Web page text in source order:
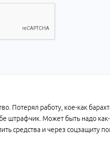
Потерял работу, кое-как
штрафчик. Может быть надо
средства и через соцзащиту